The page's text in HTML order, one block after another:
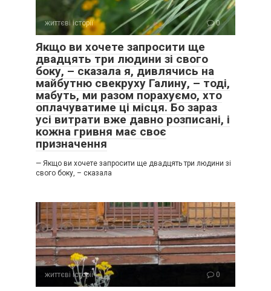
життєві історії 0
Якщо ви хочете запросити ще
двадцять три людини зі свого
боку, – сказала я, дивлячись на
майбутню свекруху Галину, – тоді,
мабуть, ми разом порахуємо, хто
оплачуватиме ці місця. Бо зараз
усі витрати вже давно розписані, і
кожна гривня має своє
призначення
— Якщо ви хочете запросити ще двадцять три людини зі
свого боку, – сказала
життєві історії 0